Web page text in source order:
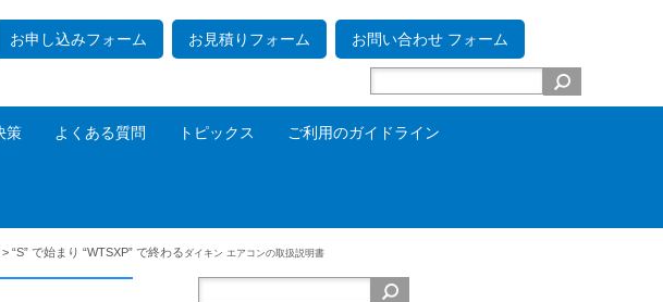
お申し込みフォーム お見積りフォーム お問い合わせ フォーム
策 よくある質問 トピックス ご利用のガイドライン
> “S” で始まり “WTSXP” で終わる ダイキン エアコンの取扱説明書